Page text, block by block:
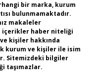
bir marka, kurum
bulunmamaktadır.
makaleler
içerikler haber niteliği
kişiler hakkında
kurum ve kişiler ile isim
Sitemizdeki bilgiler
taşımazlar.